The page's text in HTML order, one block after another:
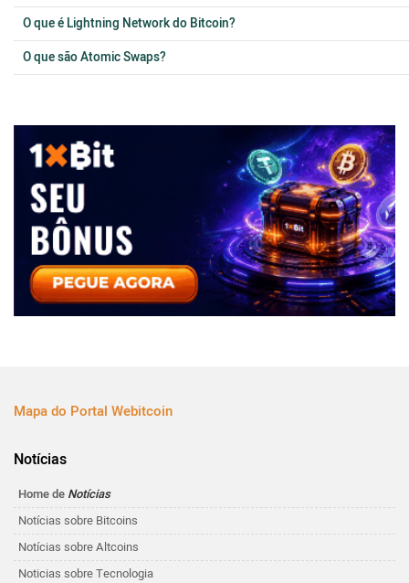
O que é Lightning Network do Bitcoin?
O que são Atomic Swaps?
Mapa do Portal Webitcoin
Notícias
Home de Notícias
Notícias sobre Bitcoins
Notícias sobre Altcoins
Noticias sobre Tecnologia